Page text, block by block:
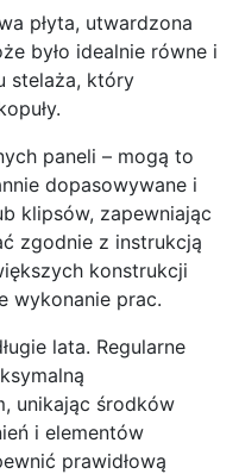
płyta, utwardzona
było idealnie równe i
stelaża, który
paneli – mogą to
dopasowywane i
klipsów, zapewniając
zgodnie z instrukcją
konstrukcji
wykonanie prac.
lata. Regularne
unikając środków
i elementów
prawidłową